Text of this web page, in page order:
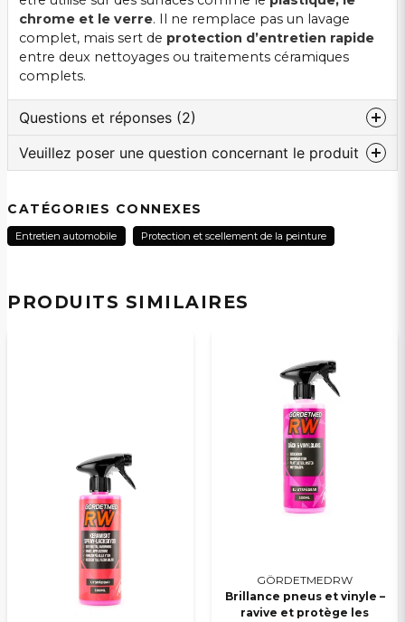
PRODUITS SIMILAIRES
GÖRDETMEDRW
Brillance pneus et vinyle –
ravive et protège les
chrome et le verre. Il ne remplace pas un lavage
complet, mais sert de protection d’entretien rapide
entre deux nettoyages ou traitements céramiques
complets.
Questions et réponses (2)
tillsammans med keramisk detailer? Eller är det
onödigt?
göras för att ge ett ännu bättre lackskydd.
Hej! Ska man använda något särskilt schampo
Keramisk detailer används som ett sista steg efter
att bilens har tvättats helt ren, så inget ytterligare
medel bör läggas ovanpå. Produkten bildar då en
osynlig hinna ovanpå lacken som stöter bort
vatten och smuts.
Veuillez poser une question concernant le produit
Veuillez nous contacter au sujet de ce produit...
Nom
Oui, vous pouvez publier ma question
Veuillez envoyer une question
CATÉGORIES CONNEXES
Entretien automobile Protection et scellement de la peinture